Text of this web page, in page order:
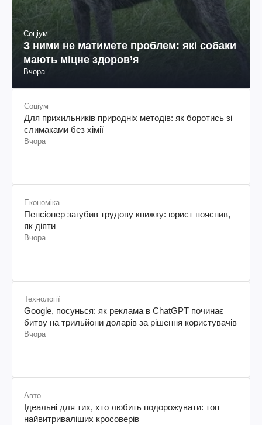
Соціум
З ними не матимете проблем: які собаки
мають міцне здоров’я
Вчора
Соціум
Для прихильників природніх методів: як боротись зі
слимаками без хімії
Вчора
Економіка
Пенсіонер загубив трудову книжку: юрист пояснив,
як діяти
Вчора
Технології
Google, посунься: як реклама в ChatGPT починає
битву на трильйони доларів за рішення користувачів
Вчора
Авто
Ідеальні для тих, хто любить подорожувати: топ
найвитриваліших кросоверів